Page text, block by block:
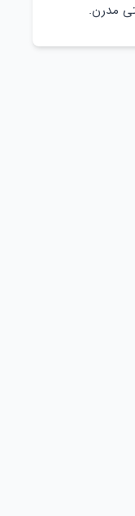
مدرن.